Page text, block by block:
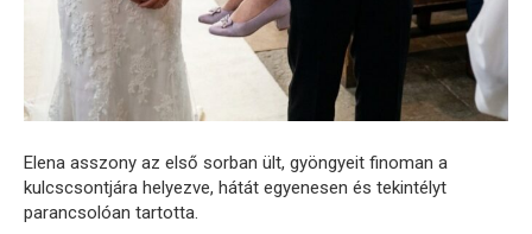
Elena asszony az első sorban ült, gyöngyeit finoman a
kulcscsontjára helyezve, hátát egyenesen és tekintélyt
parancsolóan tartotta.